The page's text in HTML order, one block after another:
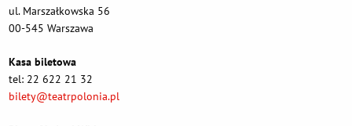
ul. Marszałkowska 56
00-545 Warszawa
Kasa biletowa
tel: 22 622 21 32
bilety@teatrpolonia.pl